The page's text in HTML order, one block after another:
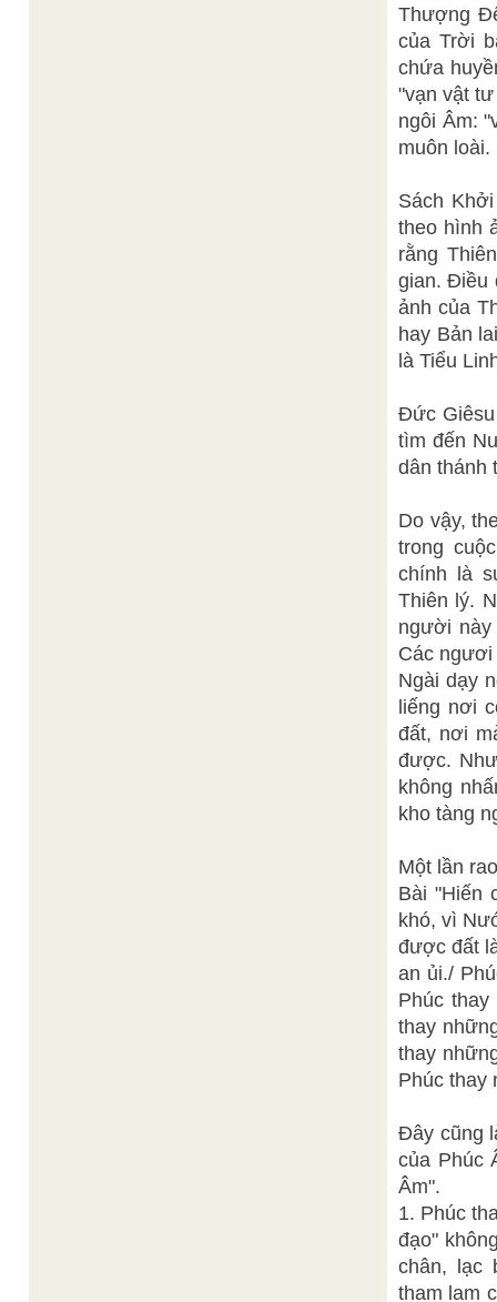
Thượng
của Trời
chứa
"vạn vật
ngôi Âm:
muôn loài.
Sách
theo hình
rằng
gian. Điều
ảnh của
hay Bản
là Tiểu
Đức
tìm đến
dân thánh
Do vậy,
trong
chính là
Thiên lý.
người
Các ngươi
Ngài dạy
liếng nơi
đất, nơi
được.
không
kho tàng
Một lần
Bài "Hiến
khó, vì
được đất
an ủi./
Phúc
thay
thay
Phúc thay
Đây cũng
của Phúc
Âm".
1. Phúc
đạo"
chân, lạc
tham lam